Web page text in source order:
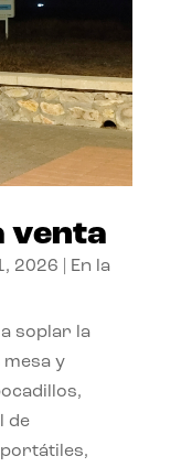
venta
2026
En la
soplar la
y
de